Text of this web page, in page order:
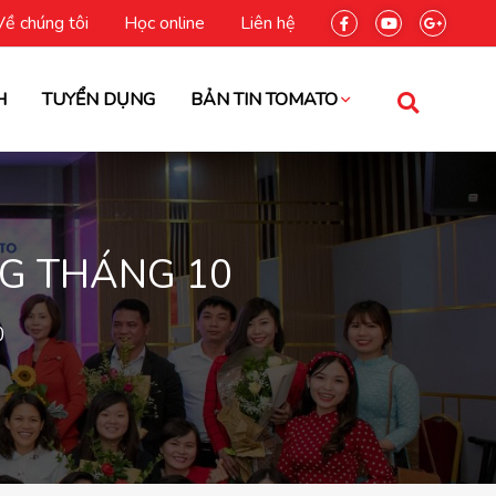
chúng tôi Học online Liên hệ
TUYỂN DỤNG BẢN TIN TOMATO
THÁNG 10